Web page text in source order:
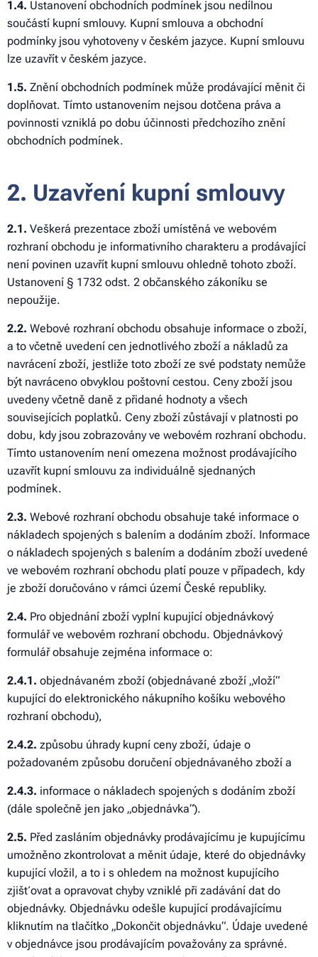
1.4. Ustanovení obchodních podmínek jsou nedílnou
součástí kupní smlouvy. Kupní smlouva a obchodní
podmínky jsou vyhotoveny v českém jazyce. Kupní smlouvu
lze uzavřít v českém jazyce.
1.5. Znění obchodních podmínek může prodávající měnit či
doplňovat. Tímto ustanovením nejsou dotčena práva a
povinnosti vzniklá po dobu účinnosti předchozího znění
obchodních podmínek.
2. Uzavření kupní smlouvy
2.1. Veškerá prezentace zboží umístěná ve webovém
rozhraní obchodu je informativního charakteru a prodávající
není povinen uzavřít kupní smlouvu ohledně tohoto zboží.
Ustanovení § 1732 odst. 2 občanského zákoníku se
nepoužije.
2.2. Webové rozhraní obchodu obsahuje informace o zboží,
a to včetně uvedení cen jednotlivého zboží a nákladů za
navrácení zboží, jestliže toto zboží ze své podstaty nemůže
být navráceno obvyklou poštovní cestou. Ceny zboží jsou
uvedeny včetně daně z přidané hodnoty a všech
souvisejících poplatků. Ceny zboží zůstávají v platnosti po
dobu, kdy jsou zobrazovány ve webovém rozhraní obchodu.
Tímto ustanovením není omezena možnost prodávajícího
uzavřít kupní smlouvu za individuálně sjednaných
podmínek.
2.3. Webové rozhraní obchodu obsahuje také informace o
nákladech spojených s balením a dodáním zboží. Informace
o nákladech spojených s balením a dodáním zboží uvedené
ve webovém rozhraní obchodu platí pouze v případech, kdy
je zboží doručováno v rámci území České republiky.
2.4. Pro objednání zboží vyplní kupující objednávkový
formulář ve webovém rozhraní obchodu. Objednávkový
formulář obsahuje zejména informace o:
2.4.1. objednávaném zboží (objednávané zboží „vloží“
kupující do elektronického nákupního košíku webového
rozhraní obchodu),
2.4.2. způsobu úhrady kupní ceny zboží, údaje o
požadovaném způsobu doručení objednávaného zboží a
2.4.3. informace o nákladech spojených s dodáním zboží
(dále společně jen jako „objednávka“).
2.5. Před zasláním objednávky prodávajícímu je kupujícímu
umožněno zkontrolovat a měnit údaje, které do objednávky
kupující vložil, a to i s ohledem na možnost kupujícího
zjišťovat a opravovat chyby vzniklé při zadávání dat do
objednávky. Objednávku odešle kupující prodávajícímu
kliknutím na tlačítko „Dokončit objednávku“. Údaje uvedené
v objednávce jsou prodávajícím považovány za správné.